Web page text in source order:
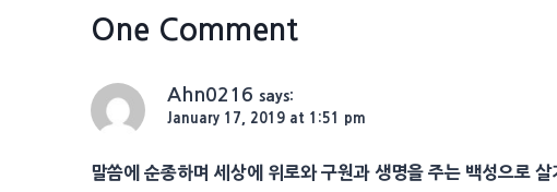
One Comment
Ahn0216 says:
January 17, 2019 at 1:51 pm
말씀에 순종하며 세상에 위로와 구원과 생명을 주는 백성으로